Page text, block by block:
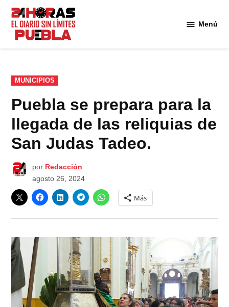
Saltar
contenido
Menú
PUBLICADO
EN
MUNICIPIOS
Puebla se prepara para la
llegada de las reliquias de
San Judas Tadeo.
por Redacción
agosto 26, 2024
Más